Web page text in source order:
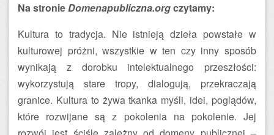
Na stronieDomenapubliczna.orgczytamy:
Kultura to tradycja. Nie istnieją dzieła powstałe w
kulturowej próżni, wszystkie w ten czy inny sposób
wynikają z dorobku intelektualnego przeszłości:
wykorzystują stare tropy, dialogują, przekraczają
granice. Kultura to żywa tkanka myśli, idei, poglądów,
które rozwijane są z pokolenia na pokolenie. Jej